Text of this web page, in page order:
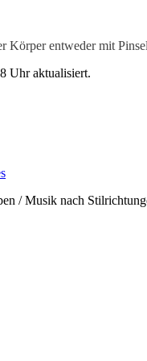
Körper entweder mit
Uhr aktualisiert.
/ Musik nach